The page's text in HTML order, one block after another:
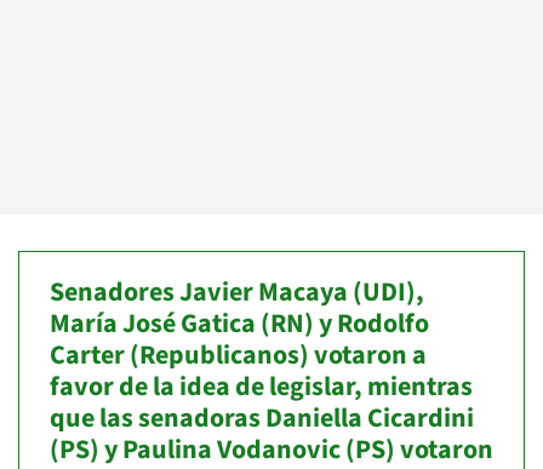
Senadores Javier Macaya (UDI),
María José Gatica (RN) y Rodolfo
Carter (Republicanos) votaron a
favor de la idea de legislar, mientras
que las senadoras Daniella Cicardini
(PS) y Paulina Vodanovic (PS) votaron